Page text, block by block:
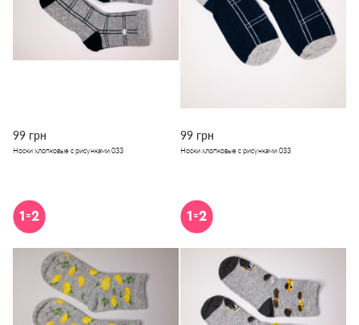
99 грн
Носки хлопковые с рисунками 033
99 грн
Носки хлопковые с рисунками 033